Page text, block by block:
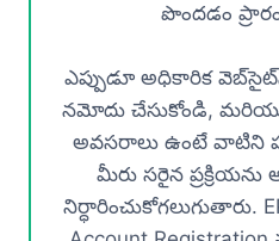
పొందడం
ఎప్పుడూ అధికారిక
నమోదు చేసుకోండి,
అవసరాలు ఉంటే వాటిని
మీరు సరైన ప్రక్రియను
నిర్ధారించుకోగలుగుతారు.